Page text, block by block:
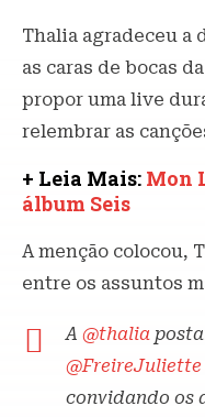
Thalia agradeceu a
as caras de bocas
propor uma live
relembrar as
+ Leia Mais: Mon
álbum Seis
A menção colocou,
entre os assuntos
A @thalia
@FreireJuliette
convidando os